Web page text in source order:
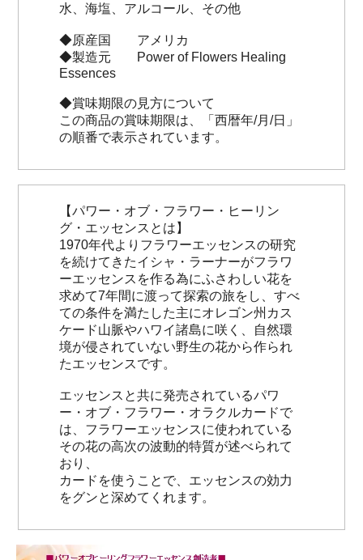
水、海塩、アルコール、その他
◆原産国 アメリカ
◆製造元 Power of Flowers Healing
Essences
◆賞味期限の見方について
この商品の賞味期限は、「西暦年/月/日」
の順番で表示されています。
【パワー・オブ・フラワー・ヒーリン
グ・エッセンスとは】
1970年代よりフラワーエッセンスの研究
を続けてきたイシャ・ラーナーがフラワ
ーエッセンスを作る為にふさわしい花を
求めて7年間に渡って探索の旅をし、すべ
ての条件を満たした主にオレゴン州カス
ケード山脈やハワイ諸島に咲く、自然環
境が侵されていない野生の花から作られ
たエッセンスです。
エッセンスと共に発売されているパワ
ー・オブ・フラワー・オラクルカードで
は、フラワーエッセンスに使われている
その花の高次の波動的特質が述べられて
おり、
カードを使うことで、エッセンスの効力
をグンと深めてくれます。